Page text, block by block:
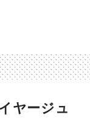
ヤージュ